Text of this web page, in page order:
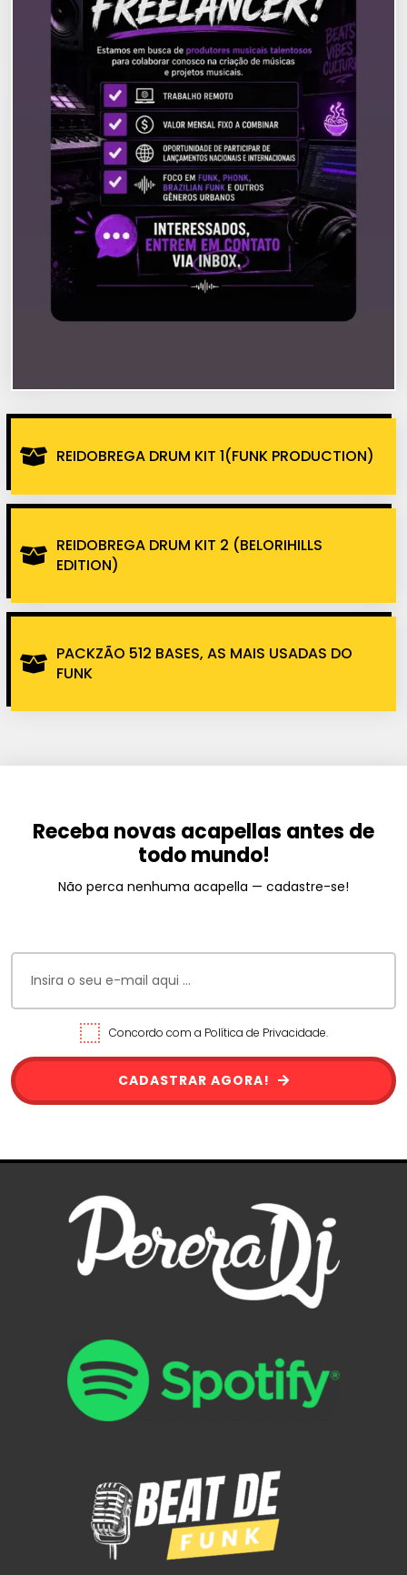
REIDOBREGA DRUM KIT 1(FUNK PRODUCTION)
REIDOBREGA DRUM KIT 2 (BELORIHILLS
EDITION)
PACKZÃO 512 BASES, AS MAIS USADAS DO
FUNK
Receba novas acapellas antes de
todo mundo!
Não perca nenhuma acapella — cadastre-se!
Concordo com a Política de Privacidade.
CADASTRAR AGORA!